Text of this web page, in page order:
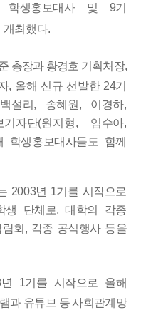
학생홍보대사 및 9기
개최했다.
총장과 황경호 기획처장,
, 올해 신규 선발한 24기
백설리 , 송혜원 , 이경하,
자단(원지형, 임수아,
학생홍보대사들도 함께
2003년 1기를 시작으로
생 단체로,대학의 각종
회 , 각종 공식행사 등을
년 1기를 시작으로 올해
램과 유튜브 등 사회관계망